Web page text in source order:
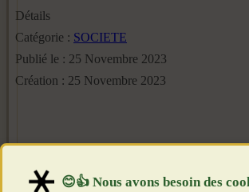
Détails
Catégorie : SOCIETE
Publié le : 25 Novembre 2023
Création : 25 Novembre 2023